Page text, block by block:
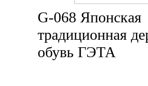
G-068 Японская
традиционная
обувь ГЭТА